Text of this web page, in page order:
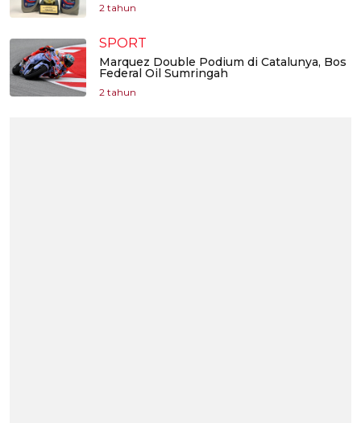
2 tahun
SPORT
Marquez Double Podium di Catalunya, Bos
Federal Oil Sumringah
2 tahun